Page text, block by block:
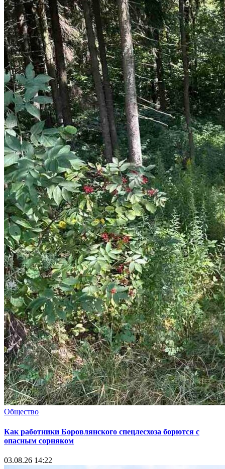
Общество
Как работники Боровлянского спецлесхоза борются с
опасным сорняком
03.08.26 14:22